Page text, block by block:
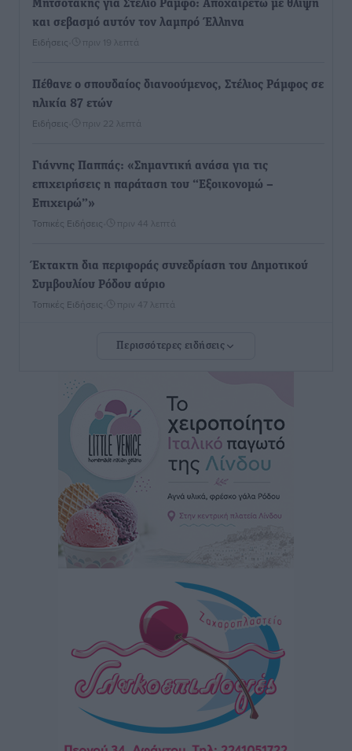
Μητσοτάκης για Στέλιο Ράμφο: Αποχαιρετώ με θλίψη
και σεβασμό αυτόν τον λαμπρό Έλληνα
Ειδήσεις πριν 19 λεπτά
Πέθανε ο σπουδαίος διανοούμενος, Στέλιος Ράμφος σε
ηλικία 87 ετών
Ειδήσεις πριν 22 λεπτά
Γιάννης Παππάς: «Σημαντική ανάσα για τις
επιχειρήσεις η παράταση του “Εξοικονομώ –
Επιχειρώ”»
Τοπικές Ειδήσεις πριν 44 λεπτά
Έκτακτη δια περιφοράς συνεδρίαση του Δημοτικού
Συμβουλίου Ρόδου αύριο
Τοπικές Ειδήσεις πριν 47 λεπτά
Βασίλης Α. Υψηλάντης από Καστελλόριζο και Ρω: «Η
χρέος, τιμή και ανανέωση της δέσμευσής μου
απέναντι στην ακριτική Δωδεκάνησο»
Τοπικές Ειδήσεις πριν 53 λεπτά
Ακαδημία Απόλλωνα Καλυθιών: Με Καμπούρη
επικεφαλής και πλήρες τεχνικό επιτελείο
Αθλητικά• πριν 2 ώρες
Φοίβος: Συνεχίζει πλήρης, βρίσκεται κοντά σε
κεντρικό αμυντικό
Αστέρας Μασάρων: Επανεκκίνηση με νέα διοίκηση
και υψηλούς στόχους
πριν 2 ώρες
Πάνθηρες: Άλλες δύο προσθήκες στα σκαριά
πριν 2 ώρες
Περισσότερες ειδήσεις